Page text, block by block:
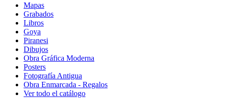
Mapas
Grabados
Libros
Goya
Piranesi
Dibujos
Obra Gráfica Moderna
Posters
Fotografía Antigua
Obra Enmarcada - Regalos
Ver todo el catálogo